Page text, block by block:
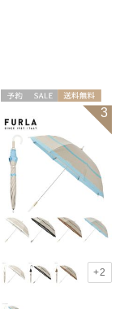
送料無料
ギフト向け
3
+2